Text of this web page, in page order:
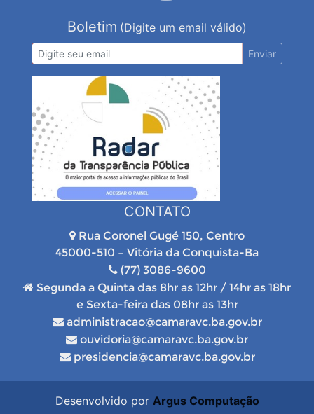
Boletim (Digite um email válido)
Enviar
CONTATO
Rua Coronel Gugé 150, Centro
45000-510 – Vitória da Conquista-Ba
(77) 3086-9600
Segunda a Quinta das 8hr as 12hr / 14hr as 18hr
e Sexta-feira das 08hr as 13hr
administracao@camaravc.ba.gov.br
ouvidoria@camaravc.ba.gov.br
presidencia@camaravc.ba.gov.br
Desenvolvido por Argus Computação